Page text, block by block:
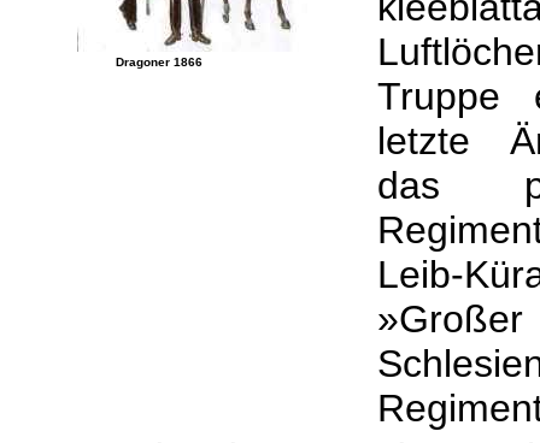
Dragoner 1866
Truppe
letzte
das
Leib-